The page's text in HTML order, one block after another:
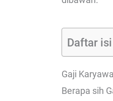
Daftar isi
Gaji
Berapa sih